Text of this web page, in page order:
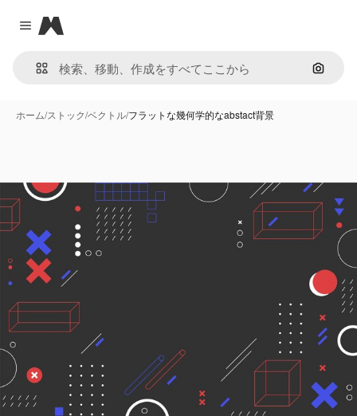
Close menu
Magnific
画像で
ホーム/ストック/ベクトル/フラットな幾何学的なabstact背景